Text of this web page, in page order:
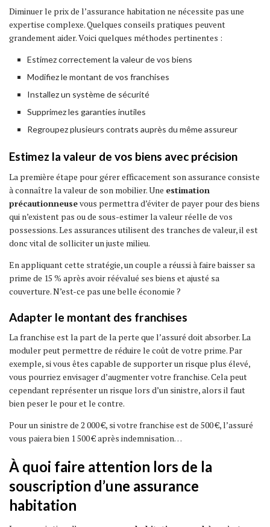
Diminuer le prix de l’assurance habitation ne nécessite pas une
expertise complexe. Quelques conseils pratiques peuvent
grandement aider. Voici quelques méthodes pertinentes :
Estimez correctement la valeur de vos biens
Modifiez le montant de vos franchises
Installez un système de sécurité
Supprimez les garanties inutiles
Regroupez plusieurs contrats auprès du même assureur
Estimez la valeur de vos biens avec précision
La première étape pour gérer efficacement son assurance consiste
à connaître la valeur de son mobilier. Une estimation
précautionneusevous permettra d’éviter de payer pour des biens
qui n’existent pas ou de sous-estimer la valeur réelle de vos
possessions. Les assurances utilisent des tranches de valeur, il est
donc vital de solliciter un juste milieu.
En appliquant cette stratégie, un couple a réussi à faire baisser sa
prime de 15 % après avoir réévalué ses biens et ajusté sa
couverture. N’est-ce pas une belle économie ?
Adapter le montant des franchises
La franchise est la part de la perte que l’assuré doit absorber. La
moduler peut permettre de réduire le coût de votre prime. Par
exemple, si vous êtes capable de supporter un risque plus élevé,
vous pourriez envisager d’augmenter votre franchise. Cela peut
cependant représenter un risque lors d’un sinistre, alors il faut
bien peser le pour et le contre.
Pour un sinistre de 2 000 €, si votre franchise est de 500 €, l’assuré
vous paiera bien 1 500 € après indemnisation…
À quoi faire attention lors de la
souscription d’une assurance
habitation